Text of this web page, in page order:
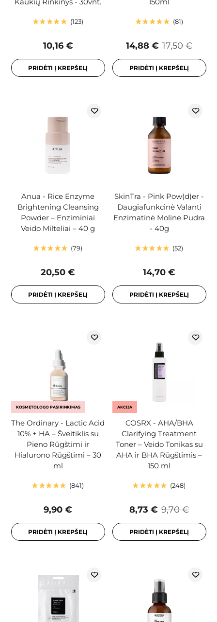
Kaukių Rinkinys - 30vnt.
123
10,16 €
PRIDĖTI Į KREPŠELĮ
150ml
81
17,50 €
14,88 €
PRIDĖTI Į KREPŠELĮ
Anua - Rice Enzyme
Brightening Cleansing
Powder – Enziminiai
Veido Milteliai – 40 g
79
20,50 €
PRIDĖTI Į KREPŠELĮ
SkinTra - Pink Pow(d)er -
Daugiafunkcinė Valanti
Enzimatinė Molinė Pudra
- 40g
52
14,70 €
PRIDĖTI Į KREPŠELĮ
KOSMETOLOGO PASIRINKIMAS
The Ordinary - Lactic Acid
10% + HA – Šveitiklis su
Pieno Rūgštimi ir
Hialurono Rūgštimi – 30
ml
841
9,90 €
PRIDĖTI Į KREPŠELĮ
AKCIJA
COSRX - AHA/BHA
Clarifying Treatment
Toner – Veido Tonikas su
AHA ir BHA Rūgštimis –
150 ml
248
9,70 €
8,73 €
PRIDĖTI Į KREPŠELĮ